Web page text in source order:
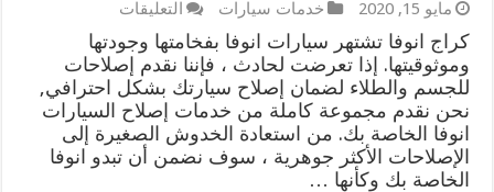
مايو 15, 2020 خدمات سيارات التعليقات
انوفا
99009551
ورشة
كهربائي
ميكانيكي
خدمة
المساعدة
كراج انوفا تشتهر سيارات انوفا بفخامتها وجودتها
وموثوقيتها. إذا تعرضت لحادث ، فإننا نقدم إصلاحات
للجسم والطلاء لضمان إصلاح سيارتك بشكل احترافي,
نحن نقدم مجموعة كاملة من خدمات إصلاح السيارات
انوفا الخاصة بك. من استعادة الخدوش الصغيرة إلى
الإصلاحات الأكثر جوهرية ، سوف نضمن أن تبدو انوفا
الخاصة بك وكأنها …